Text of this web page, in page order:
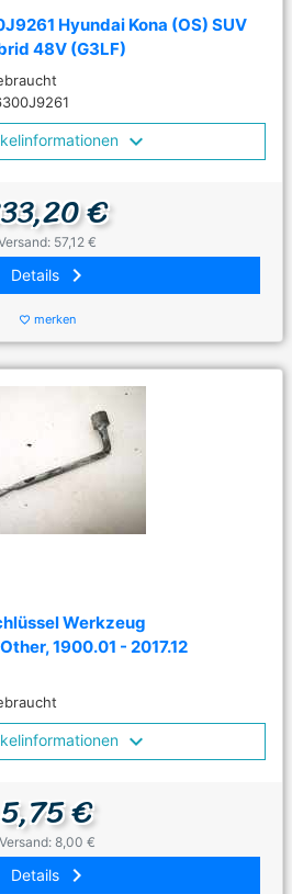
Hyundai Kona (OS) SUV
48V (G3LF)
€
57,12 €
Details keyboard_arrow_right
favorite_border merken
Werkzeug
1900.01 - 2017.12
5,75 €
Versand: 8,00 €
Details keyboard_arrow_right